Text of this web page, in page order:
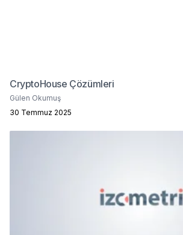
CryptoHouse Çözümleri
Gülen Okumuş
30 Temmuz 2025